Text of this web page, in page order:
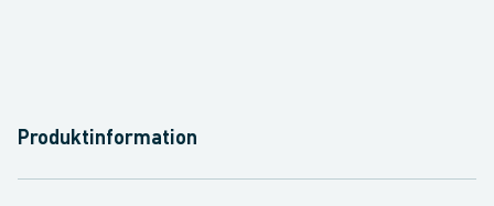
Produktinformation